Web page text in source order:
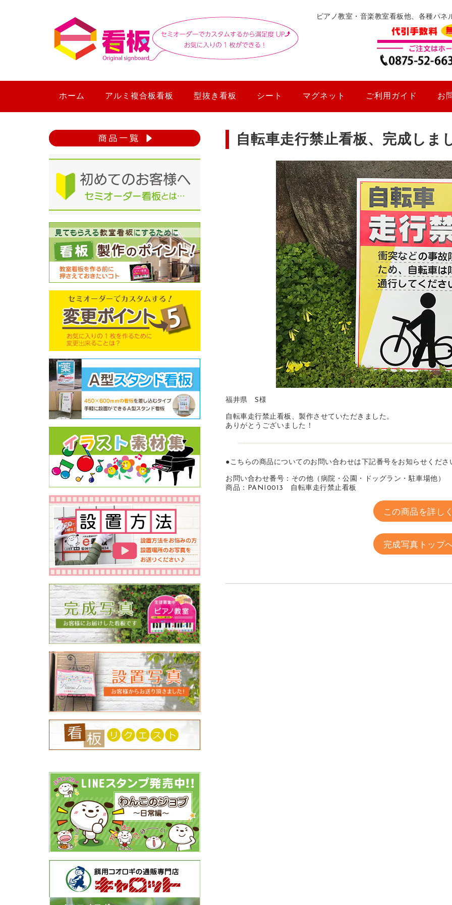
ピアノ教室・音楽教室看板他、各種パネ
ホーム アルミ複合板看板 型抜き看板 シート マグネット ご利用ガイド お
自転車走行禁止看板、完成しま
福井県 S様
自転車走行禁止看板、製作させていただきました。
ありがとうございました！
●こちらの商品についてのお問い合わせは下記番号をお知らせくださ
お問い合わせ番号：その他（病院・公園・ドッグラン・駐車場他）
商品：PANI0013 自転車走行禁止看板
この商品を詳し
完成写真トップ